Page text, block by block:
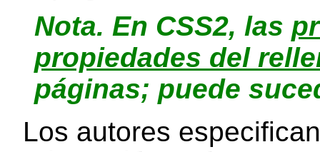
Nota. En CSS2, las
propiedades del
páginas; puede
Los autores